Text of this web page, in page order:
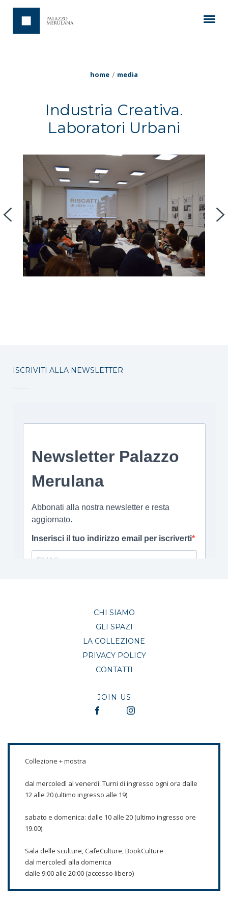
home media
Industria Creativa.
Laboratori Urbani
ISCRIVITI ALLA NEWSLETTER
CHI SIAMO
GLI SPAZI
LA COLLEZIONE
PRIVACY POLICY
CONTATTI
JOIN US
Collezione + mostra
dal mercoledì al venerdì: Turni di ingresso ogni ora dalle
12 alle 20 (ultimo ingresso alle 19)
sabato e domenica: dalle 10 alle 20 (ultimo ingresso ore
19.00)
Sala delle sculture, CafeCulture, BookCulture
dal mercoledì alla domenica
dalle 9:00 alle 20:00 (accesso libero)